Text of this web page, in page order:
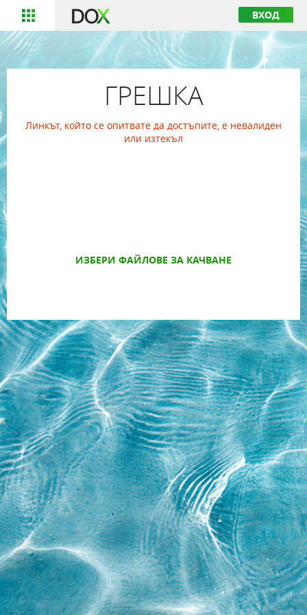
ВХОД
ГРЕШКА
Линкът, който се опитвате да достъпите, е невалиден
или изтекъл
ИЗБЕРИ ФАЙЛОВЕ ЗА КАЧВАНЕ